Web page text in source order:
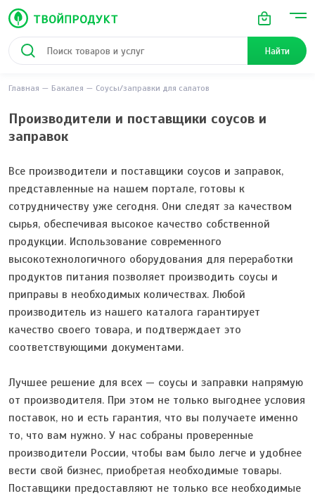
Найти
Главная Бакалея Соусы/заправки для салатов
Производители и поставщики cоусов и
заправок
Все производители и поставщики соусов и заправок,
представленные на нашем портале, готовы к
сотрудничеству уже сегодня. Они следят за качеством
сырья, обеспечивая высокое качество собственной
продукции. Использование современного
высокотехнологичного оборудования для переработки
продуктов питания позволяет производить соусы и
приправы в необходимых количествах. Любой
производитель из нашего каталога гарантирует
качество своего товара, и подтверждает это
соответствующими документами.
Лучшее решение для всех — соусы и заправки напрямую
от производителя. При этом не только выгоднее условия
поставок, но и есть гарантия, что вы получаете именно
то, что вам нужно. У нас собраны проверенные
производители России, чтобы вам было легче и удобнее
вести свой бизнес, приобретая необходимые товары.
Поставщики предоставляют не только все необходимые